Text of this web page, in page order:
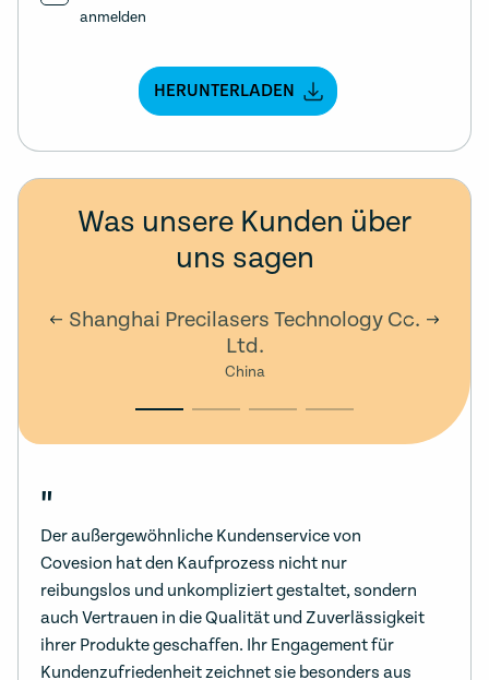
anmelden
HERUNTERLADEN
Was unsere Kunden über
uns sagen
Shanghai Precilasers Technology Co.
Ltd.
China
"
Der außergewöhnliche Kundenservice von
Covesion hat den Kaufprozess nicht nur
reibungslos und unkompliziert gestaltet, sondern
auch Vertrauen in die Qualität und Zuverlässigkeit
ihrer Produkte geschaffen. Ihr Engagement für
Kundenzufriedenheit zeichnet sie besonders aus